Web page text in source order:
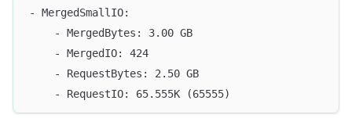
- MergedSmallIO:
    - MergedBytes: 3.00 GB
    - MergedIO: 424
    - RequestBytes: 2.50 GB
    - RequestIO: 65.555K (65555)